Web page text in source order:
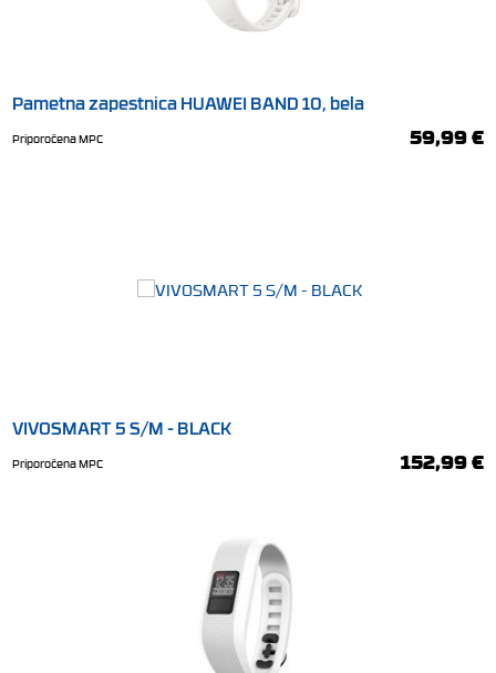
Pametna zapestnica HUAWEI BAND 10, bela
Priporočena MPC 59,99 €
VIVOSMART 5 S/M - BLACK
Priporočena MPC 152,99 €